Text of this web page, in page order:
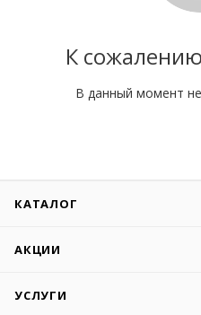
К
В данный момент
КАТАЛОГ
АКЦИИ
УСЛУГИ